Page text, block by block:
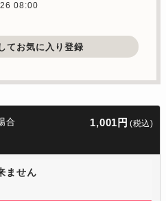
08:00
てお気に入り登録
合 1,001円 (税込)
ません